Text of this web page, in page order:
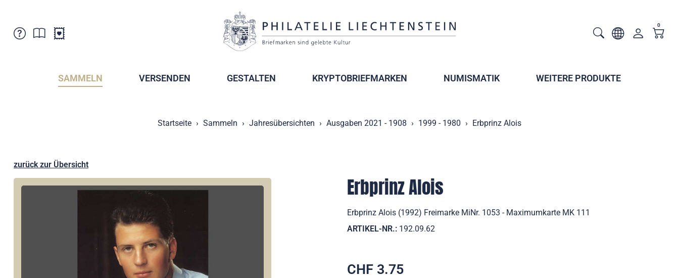
Verkaufsstellen
Postcrossing
Abonnemente
0
SAMMELN VERSENDEN GESTALTEN KRYPTOBRIEFMARKEN NUMISMATIK WEITERE PRODUKTE
Startseite Sammeln Jahresübersichten Ausgaben 2021 - 1908 1999 - 1980 Erbprinz Alois
zurück zur Übersicht
Erbprinz Alois
Erbprinz Alois (1992) Freimarke MiNr. 1053 - Maximumkarte MK 111
ARTIKEL-NR.: 192.09.62
CHF 3.75